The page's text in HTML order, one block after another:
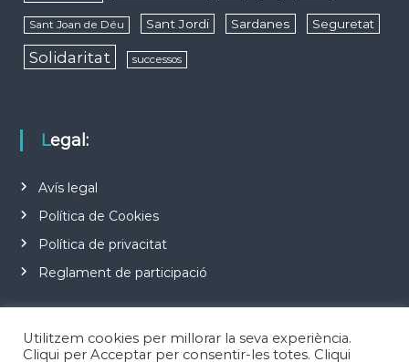
Sant Joan de Déu Sant Jordi Sardanes Seguretat
Solidaritat successos
Legal:
Avís legal
Política de Cookies
Política de privacitat
Reglament de participació
Utilitzem cookies per millorar la seva experiència.
Cliqui per Acceptar per consentir-les totes. Cliqui